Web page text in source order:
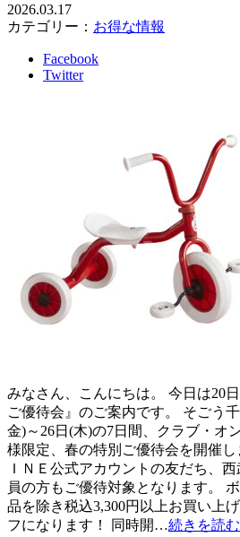
2026.03.17
カテゴリー： お得な情報
Facebook
Twitter
みなさん、こんにちは。 今日は20
ご優待会』のご案内です。 そごう
金)～26日(木)の7日間、クラブ・オ
様限定、春の特別ご優待会を開催し
ＩＮＥ公式アカウントの友だち、
員の方もご優待対象となります。
品を除き税込3,300円以上お買い上
フになります！ 同時開…続きを読む